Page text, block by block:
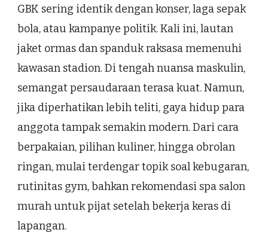
GBK sering identik dengan konser, laga sepak
bola, atau kampanye politik. Kali ini, lautan
jaket ormas dan spanduk raksasa memenuhi
kawasan stadion. Di tengah nuansa maskulin,
semangat persaudaraan terasa kuat. Namun,
jika diperhatikan lebih teliti, gaya hidup para
anggota tampak semakin modern. Dari cara
berpakaian, pilihan kuliner, hingga obrolan
ringan, mulai terdengar topik soal kebugaran,
rutinitas gym, bahkan rekomendasi spa salon
murah untuk pijat setelah bekerja keras di
lapangan.